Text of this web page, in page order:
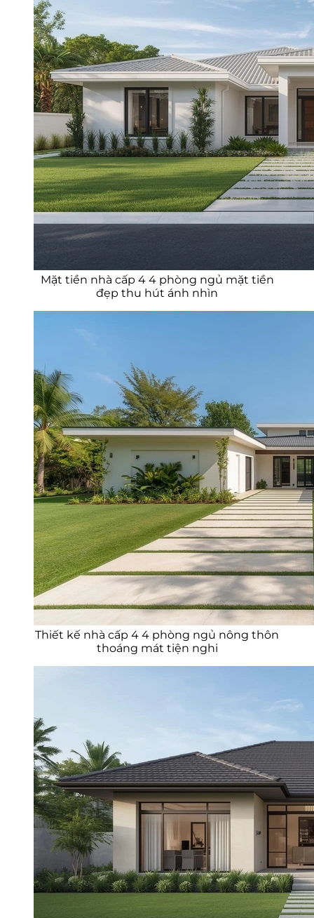
Mặt tiền nhà cấp 4 4 phòng ngủ mặt tiền
đẹp thu hút ánh nhìn
Thiết kế nhà cấp 4 4 phòng ngủ nông thôn
thoáng mát tiện nghi